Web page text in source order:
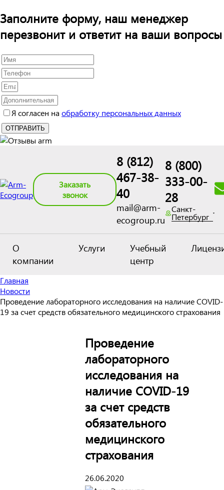
Заполните форму, наш менеджер
перезвонит и ответит на ваши вопросы
Я согласен на обработку персональных данных
Заказать
звонок
8 (812)
467-38-
40
mail@arm-
ecogroup.ru
8 (800)
333-00-
28
Санкт-
Петербург
О
компании
Услуги
Учебный
центр
Главная
Новости
Проведение лабораторного исследования на наличие COVID-
19 за счет средств обязательного медицинского страхования
Проведение
лабораторного
исследования на
наличие COVID-19
за счет средств
обязательного
медицинского
страхования
26.06.2020